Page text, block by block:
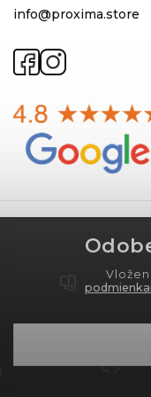
info@proxima.store